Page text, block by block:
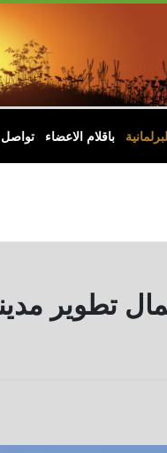
باقلام الاعضاء تواصل
تطوير